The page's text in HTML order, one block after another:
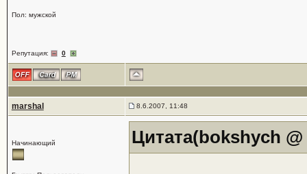
Пол: мужской
Репутация: 0
marshal 8.6.2007, 11:48
Начинающий Цитата(bokshych